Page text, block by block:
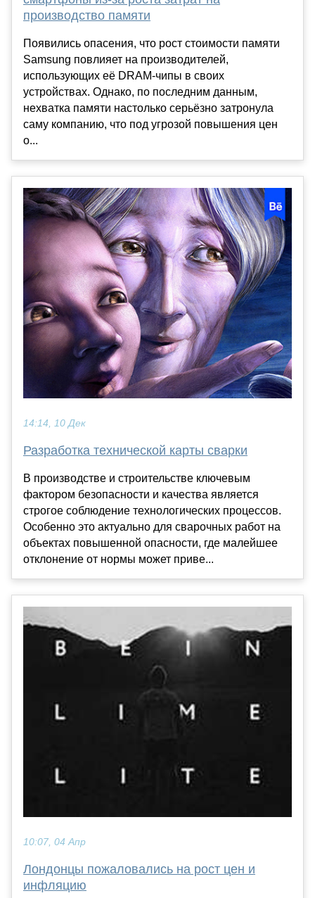
производство памяти
Появились опасения, что рост стоимости памяти
Samsung повлияет на производителей,
использующих её DRAM-чипы в своих
устройствах. Однако, по последним данным,
нехватка памяти настолько серьёзно затронула
саму компанию, что под угрозой повышения цен
о...
14:14, 10 Дек
Разработка технической карты сварки
В производстве и строительстве ключевым
фактором безопасности и качества является
строгое соблюдение технологических процессов.
Особенно это актуально для сварочных работ на
объектах повышенной опасности, где малейшее
отклонение от нормы может приве...
10:07, 04 Апр
Лондонцы пожаловались на рост цен и
инфляцию